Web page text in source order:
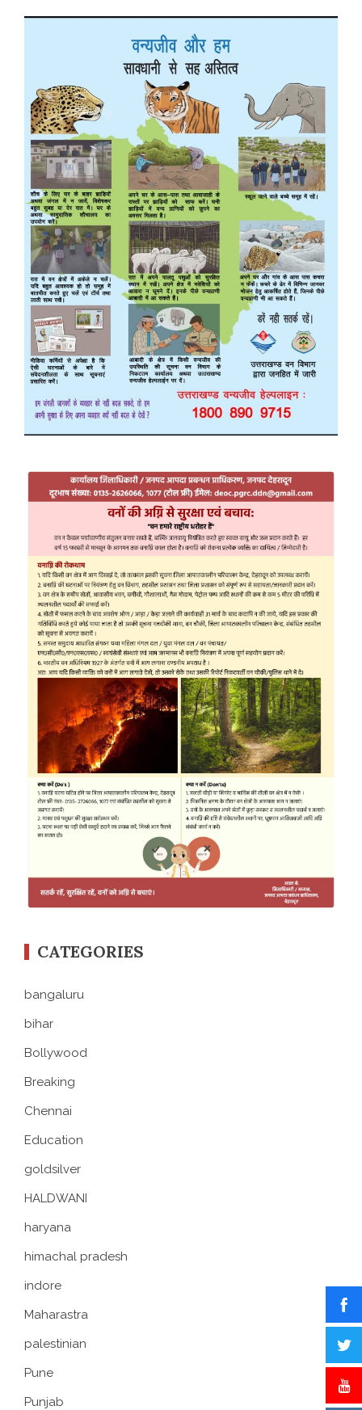
CATEGORIES
bangaluru
bihar
Bollywood
Breaking
Chennai
Education
goldsilver
HALDWANI
haryana
himachal pradesh
indore
Maharastra
palestinian
Pune
Punjab